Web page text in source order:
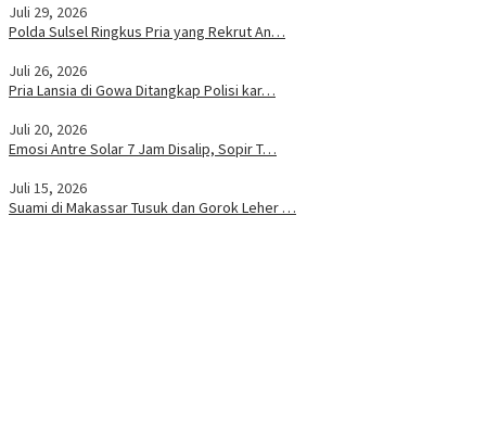
Juli 29, 2026
Polda Sulsel Ringkus Pria yang Rekrut An…
Juli 26, 2026
Pria Lansia di Gowa Ditangkap Polisi kar…
Juli 20, 2026
Emosi Antre Solar 7 Jam Disalip, Sopir T…
Juli 15, 2026
Suami di Makassar Tusuk dan Gorok Leher …